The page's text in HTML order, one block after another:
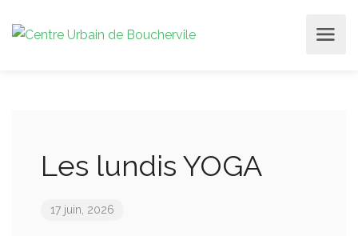
Les lundis YOGA
17 juin, 2026